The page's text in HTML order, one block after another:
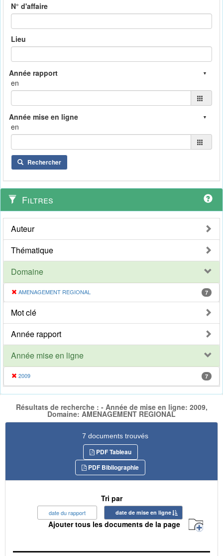
N° d'affaire
Lieu
en
en
Rechercher
Filtres
Auteur
Thématique
Domaine
AMENAGEMENT REGIONAL 7
Mot clé
Année rapport
Année mise en ligne
2009 7
Résultats de recherche : - Année de mise en ligne: 2009,
Domaine: AMENAGEMENT REGIONAL
7 documents trouvés
PDF Tableau
PDF Bibliographie
Tri par
date du rapport date de mise en ligne
Ajouter tous les documents de la page